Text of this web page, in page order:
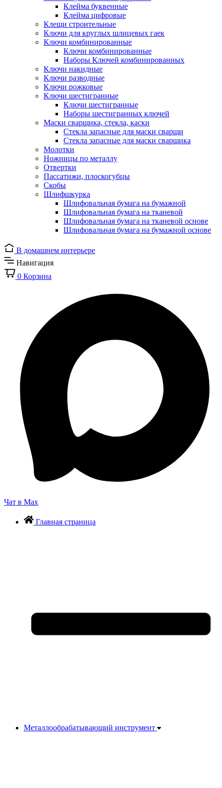
Клейма буквенные
Клейма цифровые
Клещи строительные
Ключи для круглых шлицевых гаек
Ключи комбинированные
Ключи комбинированные
Наборы Ключей комбинированных
Ключи накидные
Ключи разводные
Ключи рожковые
Ключи шестигранные
Ключи шестигранные
Наборы шестигранных ключей
Маски сварщика, стекла, каски
Стекла запасные для маски сварщи
Стекла запасные для маски сварщика
Молотки
Ножницы по металлу
Отвертки
Пассатижи, плоскогубцы
Скобы
Шлифшкурка
Шлифовальная бумага на бумажной
Шлифовальная бумага на тканевой
Шлифовальная бумага на тканевой основе
Шлифовальная бумага на бумажной основе
В домашнем интерьере
Навигация
0 Корзина
Чат в Max
Главная страница
Металлообрабатывающий инструмент